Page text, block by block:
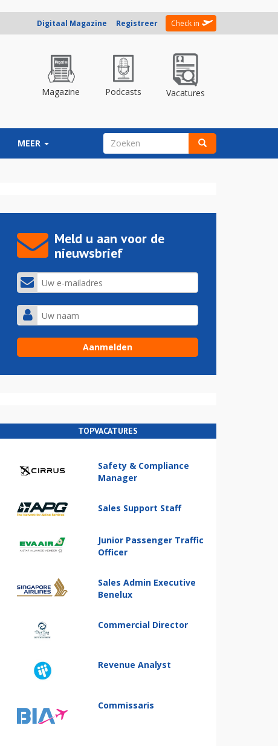
Digitaal Magazine Registreer Check in
Magazine Podcasts Vacatures
MEER ZOEKVELD
Meld u aan voor de
nieuwsbrief
TOPVACATURES
Safety & Compliance
Manager
Sales Support Staff
Junior Passenger Traffic
Officer
Sales Admin Executive
Benelux
Commercial Director
Revenue Analyst
Commissaris